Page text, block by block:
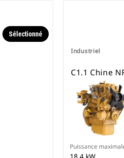
Sélectionné
Industriel
C1.1 Chine
Puissance